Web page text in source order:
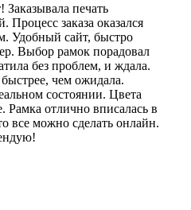
Заказывала печать
Процесс заказа оказался
Удобный сайт, быстро
Выбор рамок порадовал
без проблем, и ждала.
чем ожидала.
состоянии. Цвета
Рамка отлично вписалась в
все можно сделать онлайн.